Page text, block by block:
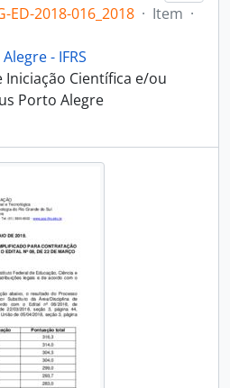
ED-2018-016_2018 · Item ·
- IFRS
Iniciação Científica e/ou
Porto Alegre